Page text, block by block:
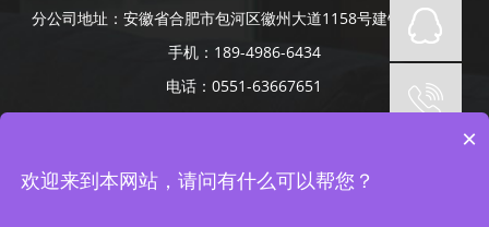
分公司地址： 安徽省合肥市包河区徽州大道1158号建银大厦4楼
手机： 189-4986-6434
电话：0551-63667651
承接合肥、芜湖、蚌埠、滁州、阜阳、六安、淮南、安庆等地口译项
×
欢迎来到本网站，请问有什么可以帮您？